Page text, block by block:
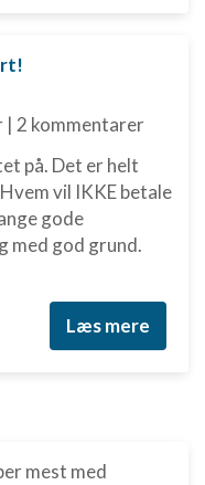
| 2 kommentarer
på. Det er helt
vil IKKE betale
gode
god grund.
Læs mere
mest med